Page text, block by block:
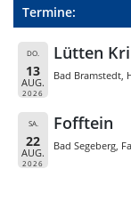
Termine:
DO.
13
AUG.
2026
Lütten
Bad Bramstedt,
SA.
22
AUG.
2026
Fofftein
Bad Segeberg,